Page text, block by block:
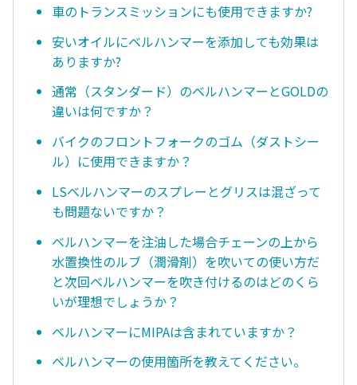
車のトランスミッションにも使用できますか?
安いオイルにベルハンマーを添加しても効果は
ありますか?
通常（スタンダード）のベルハンマーとGOLDの
違いは何ですか？
バイクのフロントフォークのゴム（ダストシー
ル）に使用できますか？
LSベルハンマーのスプレーとグリスは混ざって
も問題ないですか？
ベルハンマーを注油した場合チェーンの上から
水置換性のルブ（潤滑剤）を吹いての使い方だ
と次回ベルハンマーを吹き付けるのはどのくら
いが理想でしょうか？
ベルハンマーにMIPAは含まれていますか？
ベルハンマーの使用箇所を教えてください。